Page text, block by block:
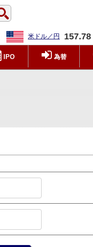
米ドル／円 157.78
IPO 為替